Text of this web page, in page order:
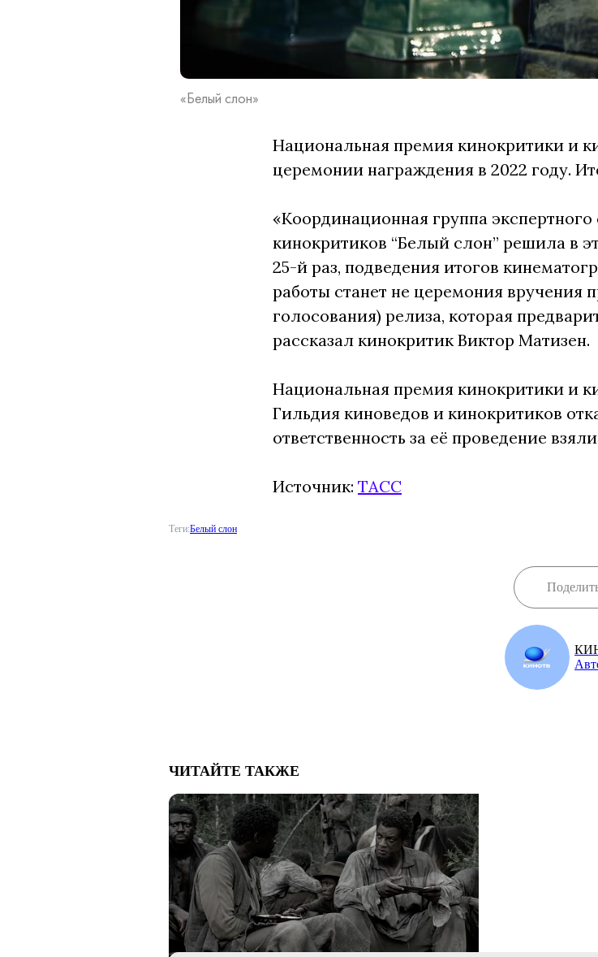
«Белый слон»
Национальная премия кинокритики и
церемонии награждения в 2022 году.
«Координационная группа
кинокритиков “Белый слон” решила в
25-й раз, подведения итогов
работы станет не церемония вручения
голосования) релиза, которая
рассказал кинокритик Виктор Матизен.
Национальная премия кинокритики и
Гильдия киноведов и кинокритиков
ответственность за её проведение
Источник: ТАСС
Теги:Белый слон
ЧИТАЙТЕ ТАКЖЕ